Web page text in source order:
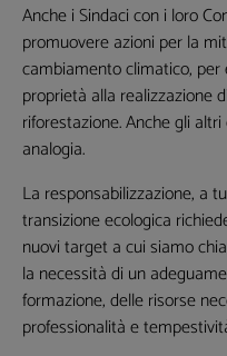
Anche i Sindaci con i loro
promuovere azioni per la
cambiamento climatico,
proprietà alla realizzazione
riforestazione. Anche gli
analogia.
La responsabilizzazione, a
transizione ecologica
nuovi target a cui siamo
la necessità di un
formazione, delle risorse
professionalità e
I seguenti campi
ma queste
utili per la
personalizzati